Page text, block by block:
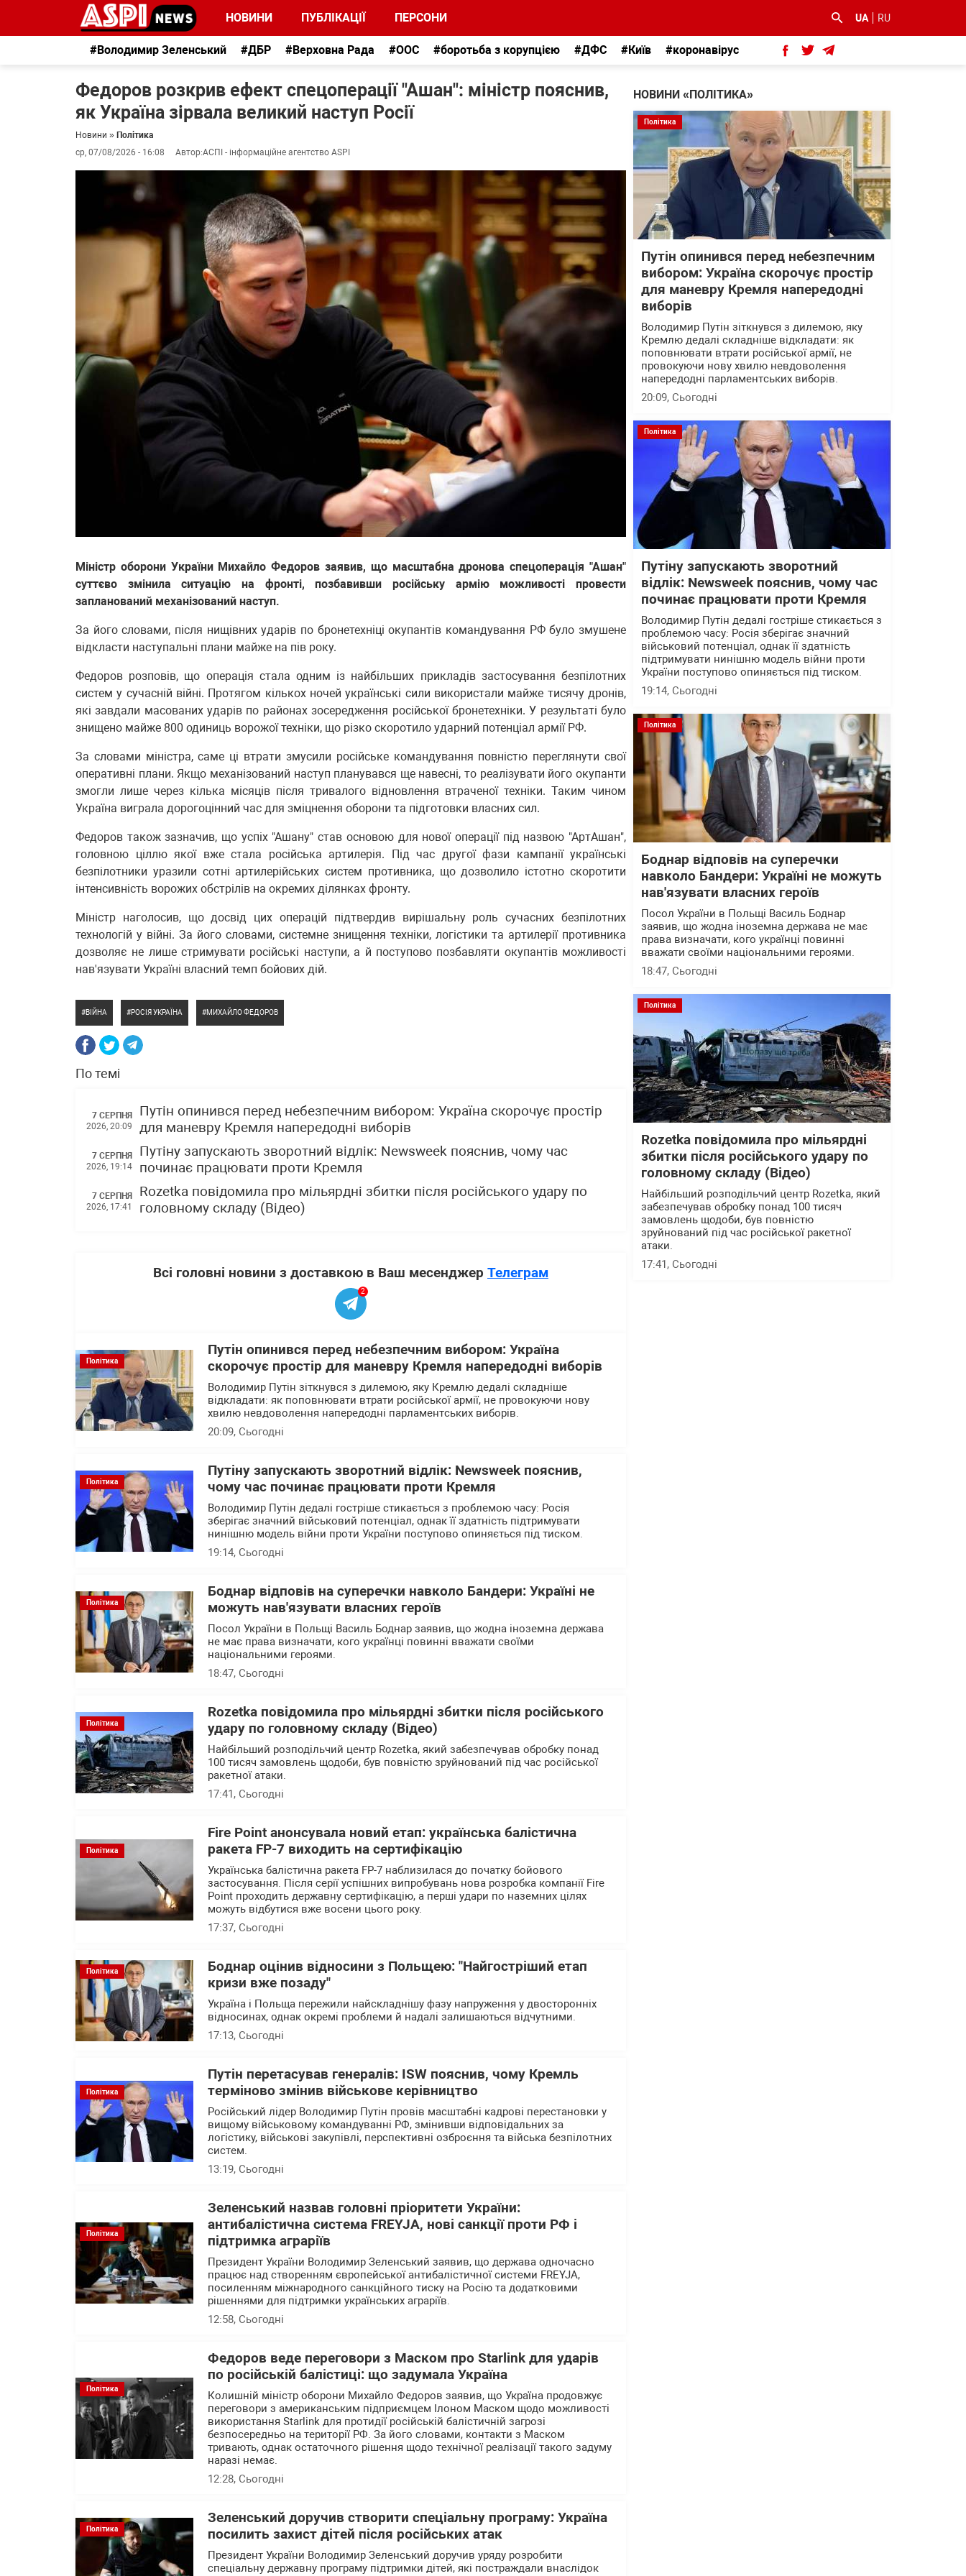
НОВИНИ ПУБЛІКАЦІЇ ПЕРСОНИ UA RU
#Володимир Зеленський #ДБР #Верховна Рада #ООС #боротьба з корупцією #ДФС #Київ #коронавірус
Федоров розкрив ефект спецоперації "Ашан": міністр пояснив,
як Україна зірвала великий наступ Росії
Новини » Політика
ср, 07/08/2026 - 16:08
Автор:АСПІ - інформаційне агентство ASPI
Міністр оборони України Михайло Федоров заявив, що масштабна дронова спецоперація "Ашан"
суттєво змінила ситуацію на фронті, позбавивши російську армію можливості провести
запланований механізований наступ.
За його словами, після нищівних ударів по бронетехніці окупантів командування РФ було змушене
відкласти наступальні плани майже на пів року.
Федоров розповів, що операція стала одним із найбільших прикладів застосування безпілотних
систем у сучасній війні. Протягом кількох ночей українські сили використали майже тисячу дронів,
які завдали масованих ударів по районах зосередження російської бронетехніки. У результаті було
знищено майже 800 одиниць ворожої техніки, що різко скоротило ударний потенціал армії РФ.
За словами міністра, саме ці втрати змусили російське командування повністю переглянути свої
оперативні плани. Якщо механізований наступ планувався ще навесні, то реалізувати його окупанти
змогли лише через кілька місяців після тривалого відновлення втраченої техніки. Таким чином
Україна виграла дорогоцінний час для зміцнення оборони та підготовки власних сил.
Федоров також зазначив, що успіх "Ашану" став основою для нової операції під назвою "АртАшан",
головною ціллю якої вже стала російська артилерія. Під час другої фази кампанії українські
безпілотники уразили сотні артилерійських систем противника, що дозволило істотно скоротити
інтенсивність ворожих обстрілів на окремих ділянках фронту.
Міністр наголосив, що досвід цих операцій підтвердив вирішальну роль сучасних безпілотних
технологій у війні. За його словами, системне знищення техніки, логістики та артилерії противника
дозволяє не лише стримувати російські наступи, а й поступово позбавляти окупантів можливості
нав'язувати Україні власний темп бойових дій.
ВІЙНА РОСІЯ УКРАЇНА МИХАЙЛО ФЕДОРОВ
По темі
7 СЕРПНЯ
2026, 20:09
Путін опинився перед небезпечним вибором: Україна скорочує простір
для маневру Кремля напередодні виборів
7 СЕРПНЯ
2026, 19:14
Путіну запускають зворотний відлік: Newsweek пояснив, чому час
починає працювати проти Кремля
7 СЕРПНЯ
2026, 17:41
Rozetka повідомила про мільярдні збитки після російського удару по
головному складу (Відео)
Всі головні новини з доставкою в Ваш месенджер Телеграм
2
Політика
Путін опинився перед небезпечним вибором: Україна
скорочує простір для маневру Кремля напередодні виборів
Володимир Путін зіткнувся з дилемою, яку Кремлю дедалі складніше
відкладати: як поповнювати втрати російської армії, не провокуючи нову
хвилю невдоволення напередодні парламентських виборів.
20:09, Сьогодні
Політика
Путіну запускають зворотний відлік: Newsweek пояснив,
чому час починає працювати проти Кремля
Володимир Путін дедалі гостріше стикається з проблемою часу: Росія
зберігає значний військовий потенціал, однак її здатність підтримувати
нинішню модель війни проти України поступово опиняється під тиском.
19:14, Сьогодні
Політика
Боднар відповів на суперечки навколо Бандери: Україні не
можуть нав'язувати власних героїв
Посол України в Польщі Василь Боднар заявив, що жодна іноземна держава
не має права визначати, кого українці повинні вважати своїми
національними героями.
18:47, Сьогодні
Політика
Rozetka повідомила про мільярдні збитки після російського
удару по головному складу (Відео)
Найбільший розподільчий центр Rozetka, який забезпечував обробку понад
100 тисяч замовлень щодоби, був повністю зруйнований під час російської
ракетної атаки.
17:41, Сьогодні
Політика
Fire Point анонсувала новий етап: українська балістична
ракета FP-7 виходить на сертифікацію
Українська балістична ракета FP-7 наблизилася до початку бойового
застосування. Після серії успішних випробувань нова розробка компанії Fire
Point проходить державну сертифікацію, а перші удари по наземних цілях
можуть відбутися вже восени цього року.
17:37, Сьогодні
Політика
Боднар оцінив відносини з Польщею: "Найгостріший етап
кризи вже позаду"
Україна і Польща пережили найскладнішу фазу напруження у двосторонніх
відносинах, однак окремі проблеми й надалі залишаються відчутними.
17:13, Сьогодні
Політика
Путін перетасував генералів: ISW пояснив, чому Кремль
терміново змінив військове керівництво
Російський лідер Володимир Путін провів масштабні кадрові перестановки у
вищому військовому командуванні РФ, змінивши відповідальних за
логістику, військові закупівлі, перспективні озброєння та війська безпілотних
систем.
13:19, Сьогодні
Політика
Зеленський назвав головні пріоритети України:
антибалістична система FREYJA, нові санкції проти РФ і
підтримка аграріїв
Президент України Володимир Зеленський заявив, що держава одночасно
працює над створенням європейської антибалістичної системи FREYJA,
посиленням міжнародного санкційного тиску на Росію та додатковими
рішеннями для підтримки українських аграріїв.
12:58, Сьогодні
Політика
Федоров веде переговори з Маском про Starlink для ударів
по російській балістиці: що задумала Україна
Колишній міністр оборони Михайло Федоров заявив, що Україна продовжує
переговори з американським підприємцем Ілоном Маском щодо можливості
використання Starlink для протидії російській балістичній загрозі
безпосередньо на території РФ. За його словами, контакти з Маском
тривають, однак остаточного рішення щодо технічної реалізації такого задуму
наразі немає.
12:28, Сьогодні
Політика
Зеленський доручив створити спеціальну програму: Україна
посилить захист дітей після російських атак
Президент України Володимир Зеленський доручив уряду розробити
спеціальну державну програму підтримки дітей, які постраждали внаслідок
НОВИНИ «ПОЛІТИКА»
Політика
Путін опинився перед небезпечним
вибором: Україна скорочує простір
для маневру Кремля напередодні
виборів
Володимир Путін зіткнувся з дилемою, яку
Кремлю дедалі складніше відкладати: як
поповнювати втрати російської армії, не
провокуючи нову хвилю невдоволення
напередодні парламентських виборів.
20:09, Сьогодні
Політика
Путіну запускають зворотний
відлік: Newsweek пояснив, чому час
починає працювати проти Кремля
Володимир Путін дедалі гостріше стикається з
проблемою часу: Росія зберігає значний
військовий потенціал, однак її здатність
підтримувати нинішню модель війни проти
України поступово опиняється під тиском.
19:14, Сьогодні
Політика
Боднар відповів на суперечки
навколо Бандери: Україні не можуть
нав'язувати власних героїв
Посол України в Польщі Василь Боднар
заявив, що жодна іноземна держава не має
права визначати, кого українці повинні
вважати своїми національними героями.
18:47, Сьогодні
Політика
Rozetka повідомила про мільярдні
збитки після російського удару по
головному складу (Відео)
Найбільший розподільчий центр Rozetka, який
забезпечував обробку понад 100 тисяч
замовлень щодоби, був повністю
зруйнований під час російської ракетної
атаки.
17:41, Сьогодні